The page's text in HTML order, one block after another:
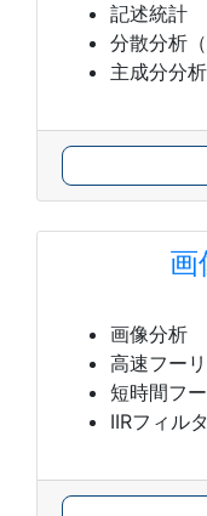
記述統計
分散分析（
主成分分析
画
画像分析
高速フー
短時間フ
IIRフィルタ